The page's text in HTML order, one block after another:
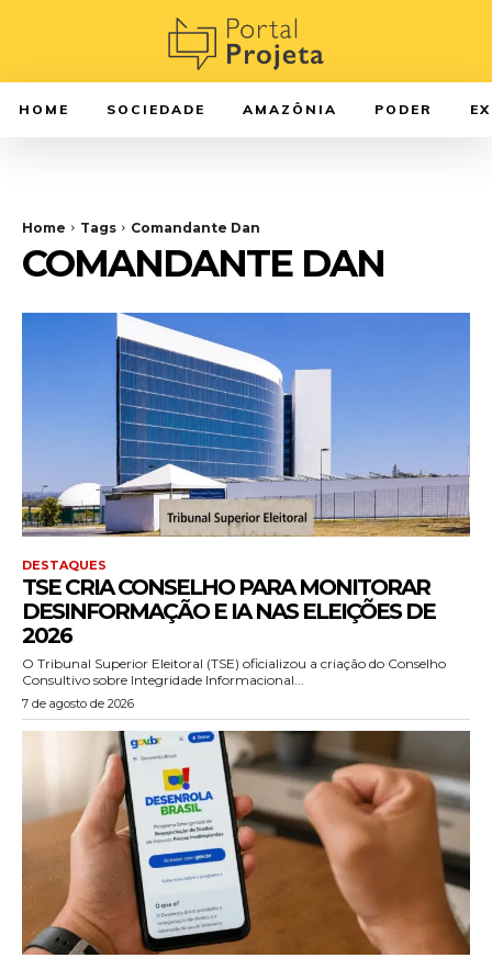
HOME SOCIEDADE AMAZÔNIA PODER
Home Tags Comandante Dan
COMANDANTE DAN
DESTAQUES
TSE CRIA CONSELHO PARA MONITORAR
DESINFORMAÇÃO E IA NAS ELEIÇÕES DE
2026
O Tribunal Superior Eleitoral (TSE) oficializou a criação do Conselho
Consultivo sobre Integridade Informacional...
7 de agosto de 2026